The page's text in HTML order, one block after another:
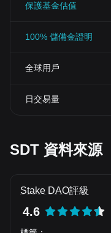
保護基金估值
100% 儲備金證明
全球用戶
日交易量
SDT 資料來源
Stake DAO評級
4.6